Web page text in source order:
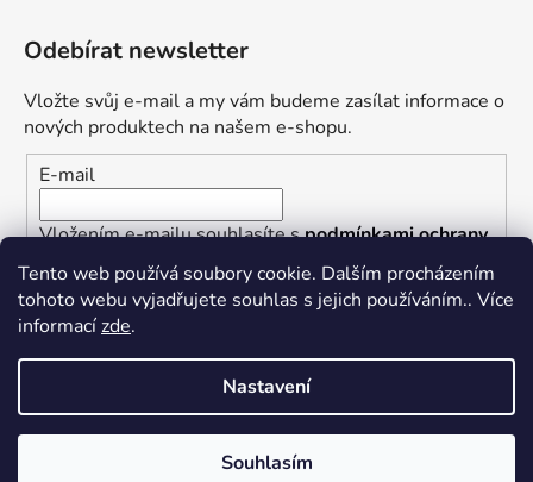
Tento web používá soubory cookie. Dalším procházením
tohoto webu vyjadřujete souhlas s jejich používáním.. Více
informacízde.
Nastavení
Souhlasím
Odebírat newsletter
Vložte svůj e-mail a my vám budeme zasílat informace o
nových produktech na našem e-shopu.
E-mail
Vložením e-mailu souhlasíte spodmínkami ochrany
osobních údajů
PŘIHLÁSIT SE
Vytvořil Shoptet
Železářství U Rotta